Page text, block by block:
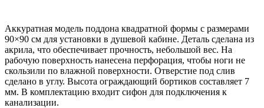
Аккуратная модель поддона квадратной формы с размерами
90×90 см для установки в душевой кабине. Деталь сделана из
акрила, что обеспечивает прочность, небольшой вес. На
рабочую поверхность нанесена перфорация, чтобы ноги не
скользили по влажной поверхности. Отверстие под слив
сделано в углу. Высота ограждающий бортиков составляет 7
мм. В комплектацию входит сифон для подключения к
канализации.